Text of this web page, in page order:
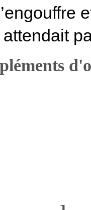
attendait